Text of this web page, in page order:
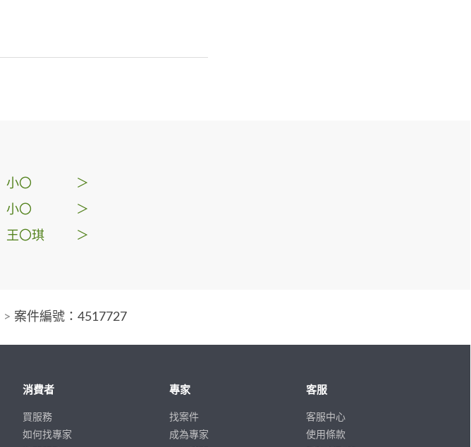
小〇 ＞
小〇 ＞
王〇琪 ＞
> 案件編號：4517727
消費者
買服務
如何找專家
專家
找案件
成為專家
客服
客服中心
使用條款